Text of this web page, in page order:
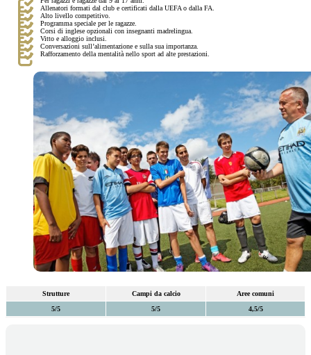
Allenatori formati dal club e certificati dalla UEFA o dalla FA.
Alto livello competitivo.
Programma speciale per le ragazze.
Corsi di inglese opzionali con insegnanti madrelingua.
Vitto e alloggio inclusi.
Conversazioni sull’alimentazione e sulla sua importanza.
Rafforzamento della mentalità nello sport ad alte prestazioni.
Strutture Campi da calcio
Aree comuni
5/5
5/5 4,5/5